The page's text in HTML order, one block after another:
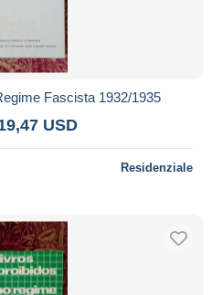
Fascista 1932/1935
USD
Residenziale